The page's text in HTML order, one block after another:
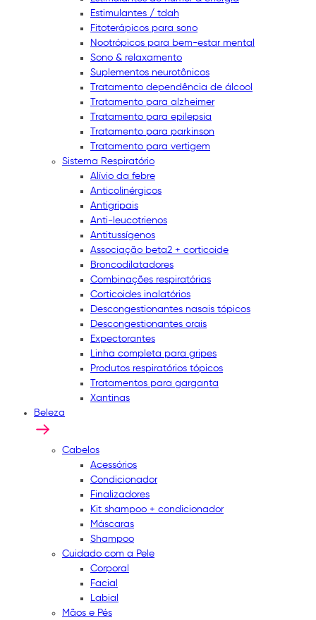
Estimulantes / tdah
Fitoterápicos para sono
Nootrópicos para bem-estar mental
Sono & relaxamento
Suplementos neurotônicos
Tratamento dependência de álcool
Tratamento para alzheimer
Tratamento para epilepsia
Tratamento para parkinson
Tratamento para vertigem
Sistema Respiratório
Alívio da febre
Anticolinérgicos
Antigripais
Anti-leucotrienos
Antitussígenos
Associação beta2 + corticoide
Broncodilatadores
Combinações respiratórias
Corticoides inalatórios
Descongestionantes nasais tópicos
Descongestionantes orais
Expectorantes
Linha completa para gripes
Produtos respiratórios tópicos
Tratamentos para garganta
Xantinas
Beleza
Cabelos
Acessórios
Condicionador
Finalizadores
Kit shampoo + condicionador
Máscaras
Shampoo
Cuidado com a Pele
Corporal
Facial
Labial
Mãos e Pés